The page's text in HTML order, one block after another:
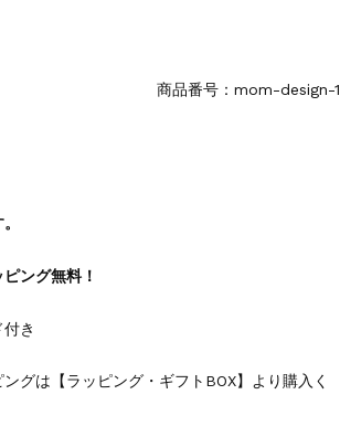
商品番号：mom-design-1
ピング無料！
き
グは【ラッピング・ギフトBOX】より購入く